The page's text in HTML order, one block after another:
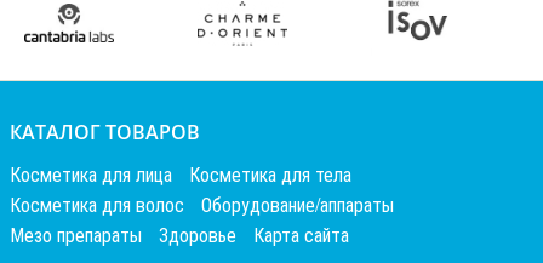
КАТАЛОГ ТОВАРОВ
Косметика для лица
Косметика для тела
Косметика для волос
Оборудование/аппараты
Мезо препараты
Здоровье Карта сайта